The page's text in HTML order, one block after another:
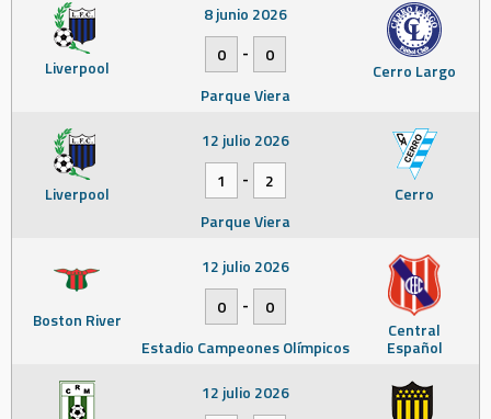
Liverpool Cerro Largo
8 junio 2026
0
-
0
Parque Viera
Liverpool Cerro
12 julio 2026
1
-
2
Parque Viera
Boston River Central
Español
12 julio 2026
0
-
0
Estadio Campeones Olímpicos
12 julio 2026